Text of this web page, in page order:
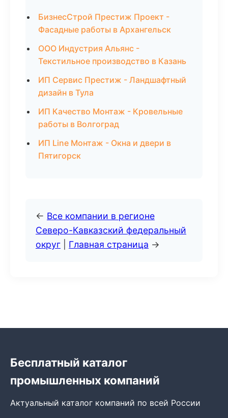
БизнесСтрой Престиж Проект -
Фасадные работы в Архангельск
ООО Индустрия Альянс -
Текстильное производство в Казань
ИП Сервис Престиж - Ландшафтный
дизайн в Тула
ИП Качество Монтаж - Кровельные
работы в Волгоград
ИП Line Монтаж - Окна и двери в
Пятигорск
← Все компании в регионе
Северо-Кавказский федеральный
округ
Главная страница →
Бесплатный каталог
промышленных компаний
Актуальный каталог компаний по всей России